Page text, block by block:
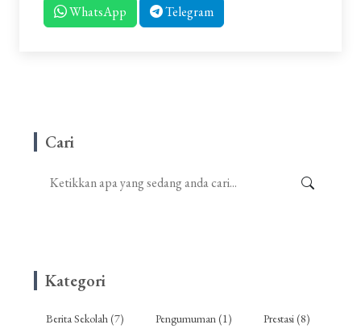
WhatsApp Telegram
Cari
Kategori
Berita Sekolah (7) Pengumuman (1) Prestasi (8)